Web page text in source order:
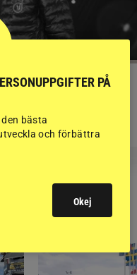
hatade
PÅ
bästa
och förbättra
Okej